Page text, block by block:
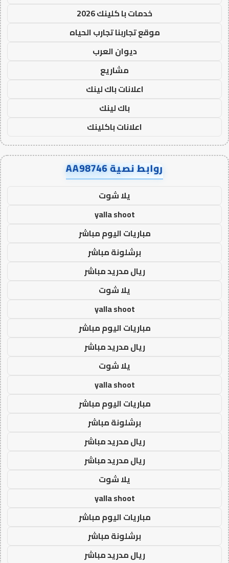
خدمات با كلينك 2026
موقع تجاربنا تجارب الحياه
ديوان العرب
مشاريع
اعلانات باك لينك
باك لينك
اعلانات باكلينك
روابط نصية AA98746
يلا شوت
yalla shoot
مباريات اليوم مباشر
برشلونة مباشر
ريال مدريد مباشر
يلا شوت
yalla shoot
مباريات اليوم مباشر
ريال مدريد مباشر
يلا شوت
yalla shoot
مباريات اليوم مباشر
برشلونة مباشر
ريال مدريد مباشر
ريال مدريد مباشر
يلا شوت
yalla shoot
مباريات اليوم مباشر
برشلونة مباشر
ريال مدريد مباشر